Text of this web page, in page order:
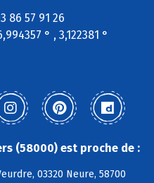
86 57 91 26
° , 3,122381 °
(58000) est proche de :
03320 Neure, 58700